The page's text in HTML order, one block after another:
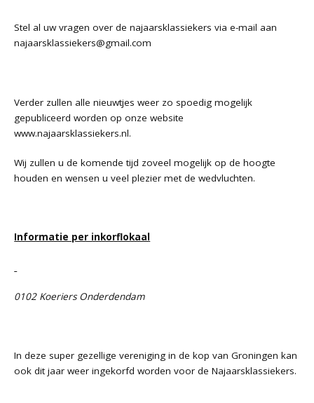
Stel al uw vragen over de najaarsklassiekers via e-mail aan
najaarsklassiekers@gmail.com
Verder zullen alle nieuwtjes weer zo spoedig mogelijk
gepubliceerd worden op onze website
www.najaarsklassiekers.nl.
Wij zullen u de komende tijd zoveel mogelijk op de hoogte
houden en wensen u veel plezier met de wedvluchten.
Informatie per inkorflokaal
0102 Koeriers Onderdendam
In deze super gezellige vereniging in de kop van Groningen kan
ook dit jaar weer ingekorfd worden voor de Najaarsklassiekers.